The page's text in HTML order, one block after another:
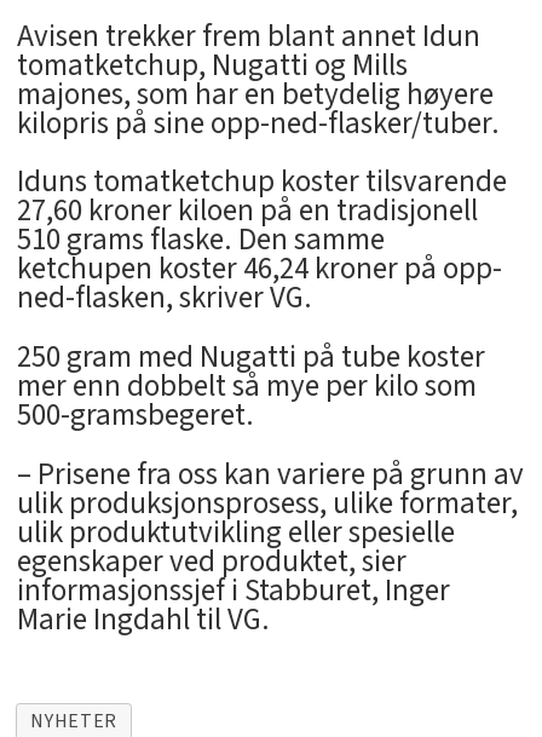
Avisen trekker frem blant annet Idun
tomatketchup, Nugatti og Mills
majones, som har en betydelig høyere
kilopris på sine opp-ned-flasker/tuber.
Iduns tomatketchup koster tilsvarende
27,60 kroner kiloen på en tradisjonell
510 grams flaske. Den samme
ketchupen koster 46,24 kroner på opp-
ned-flasken, skriver VG.
250 gram med Nugatti på tube koster
mer enn dobbelt så mye per kilo som
500-gramsbegeret.
– Prisene fra oss kan variere på grunn av
ulik produksjonsprosess, ulike formater,
ulik produktutvikling eller spesielle
egenskaper ved produktet, sier
informasjonssjef i Stabburet, Inger
Marie Ingdahl til VG.
NYHETER